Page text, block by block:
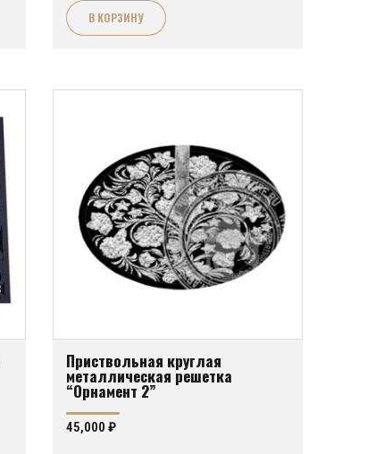
В КОРЗИНУ
Приствольная круглая
металлическая решетка
“Орнамент 2”
45,000 ₽